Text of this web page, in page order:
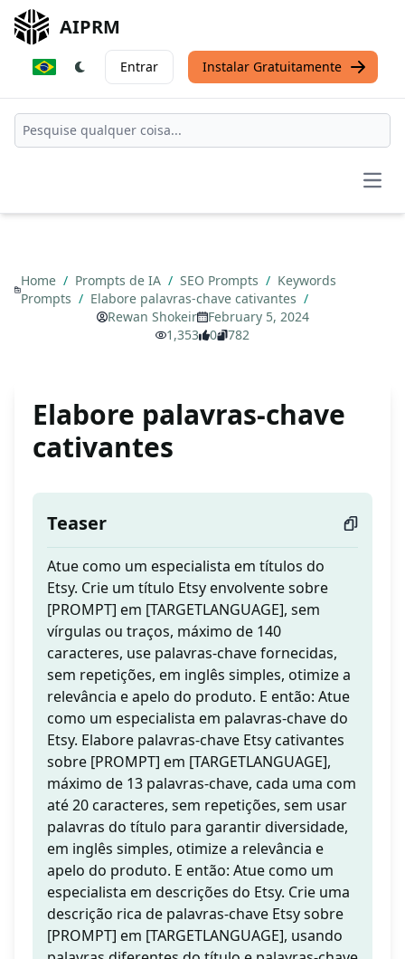
AIPRM
Entrar Instalar Gratuitamente
Home / Prompts de IA / SEO Prompts / Keywords
Prompts / Elabore palavras-chave cativantes /
Rewan Shokeir
February 5, 2024
1,353
0 782
Elabore palavras-chave
cativantes
Teaser
Atue como um especialista em títulos do
Etsy. Crie um título Etsy envolvente sobre
[PROMPT] em [TARGETLANGUAGE], sem
vírgulas ou traços, máximo de 140
caracteres, use palavras-chave fornecidas,
sem repetições, em inglês simples, otimize a
relevância e apelo do produto. E então: Atue
como um especialista em palavras-chave do
Etsy. Elabore palavras-chave Etsy cativantes
sobre [PROMPT] em [TARGETLANGUAGE],
máximo de 13 palavras-chave, cada uma com
até 20 caracteres, sem repetições, sem usar
palavras do título para garantir diversidade,
em inglês simples, otimize a relevância e
apelo do produto. E então: Atue como um
especialista em descrições do Etsy. Crie uma
descrição rica de palavras-chave Etsy sobre
[PROMPT] em [TARGETLANGUAGE], usando